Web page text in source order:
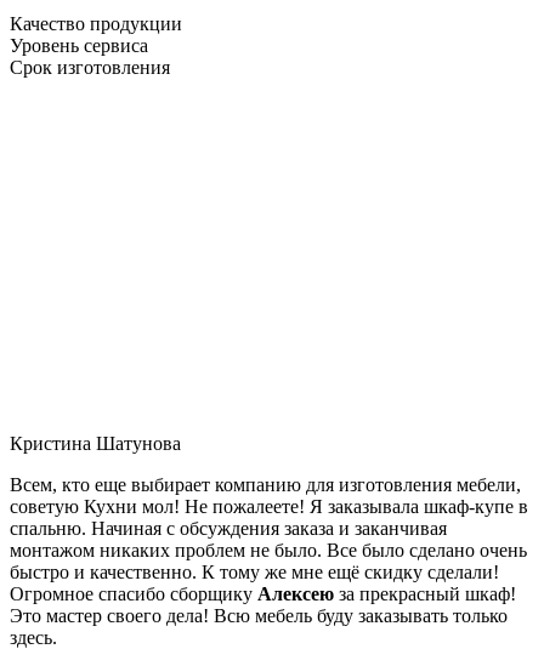
Качество продукции
Уровень сервиса
Срок изготовления
Кристина Шатунова
Всем, кто еще выбирает компанию для изготовления мебели,
советую Кухни мол! Не пожалеете! Я заказывала шкаф-купе в
спальню. Начиная с обсуждения заказа и заканчивая
монтажом никаких проблем не было. Все было сделано очень
быстро и качественно. К тому же мне ещё скидку сделали!
Огромное спасибо сборщику Алексею за прекрасный шкаф!
Это мастер своего дела! Всю мебель буду заказывать только
здесь.